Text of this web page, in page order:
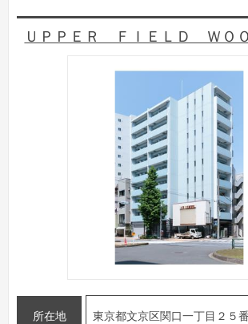
ＵＰＰＥＲ ＦＩＥＬＤ ＷＯ
所在地 東京都文京区関口一丁目２５